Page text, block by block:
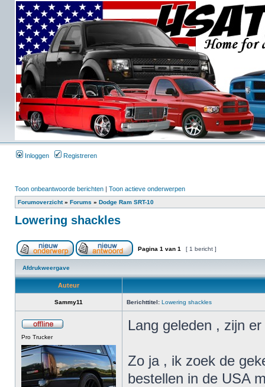
Inloggen Registreren
Toon onbeantwoorde berichten | Toon actieve onderwerpen
Forumoverzicht» Forums » Dodge Ram SRT-10
Lowering shackles
Pagina 1 van 1 [ 1 bericht ]
Afdrukweergave
Auteur
Sammy11 Berichttitel: Lowering shackles
Pro Trucker
Lang geleden , zijn
Zo ja , ik zoek de
bestellen in de USA